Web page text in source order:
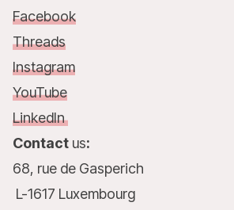
Facebook
Threads
Instagram
YouTube
LinkedIn
Contact us:
68, rue de Gasperich
L-1617 Luxembourg